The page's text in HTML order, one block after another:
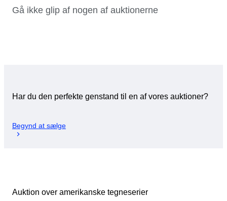
Gå ikke glip af nogen af auktionerne
Har du den perfekte genstand til en af vores auktioner?
Begynd at sælge
Auktion over amerikanske tegneserier